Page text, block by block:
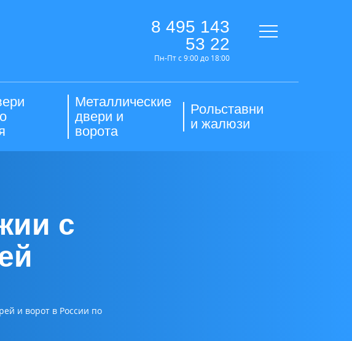
8 495 143
53 22
Пн-Пт с 9:00 до 18:00
Металлические
двери и
ворота
Рольставни
и жалюзи
с
и ворот в России по